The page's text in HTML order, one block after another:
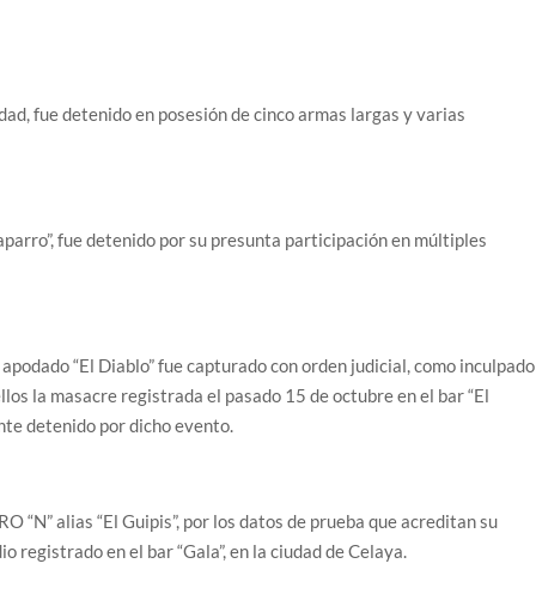
fue detenido en posesión de cinco armas largas y varias
fue detenido por su presunta participación en múltiples
“El Diablo” fue capturado con orden judicial, como inculpado
la masacre registrada el pasado 15 de octubre en el bar “El
detenido por dicho evento.
“N” alias “El Guipis”, por los datos de prueba que acreditan su
en el bar “Gala”, en la ciudad de Celaya.